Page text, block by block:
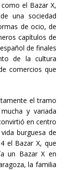
el Bazar X,
una sociedad
de ocio, de
capítulos de
de finales
de la cultura
comercios que
el tramo
y variada
en centro
burguesa de
el Bazar X, que
un Bazar X en
la familia